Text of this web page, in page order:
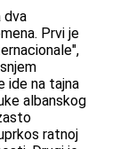
dva
Prvi je
ide na tajna
albanskog
ratnoj